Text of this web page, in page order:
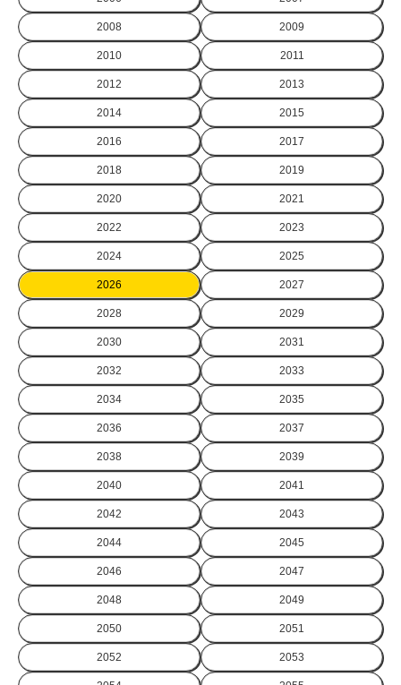
2008 2009
2010 2011
2012 2013
2014 2015
2016 2017
2018 2019
2020 2021
2022 2023
2024 2025
2026 2027
2028 2029
2030 2031
2032 2033
2034 2035
2036 2037
2038 2039
2040 2041
2042 2043
2044 2045
2046 2047
2048 2049
2050 2051
2052 2053